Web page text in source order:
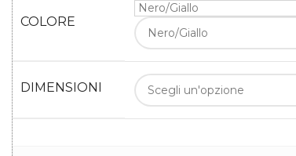
COLORE
Nero/Giallo
DIMENSIONI